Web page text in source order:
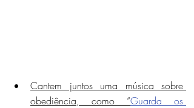
Cantem juntos uma música sobre
obediência, como “Guarda os